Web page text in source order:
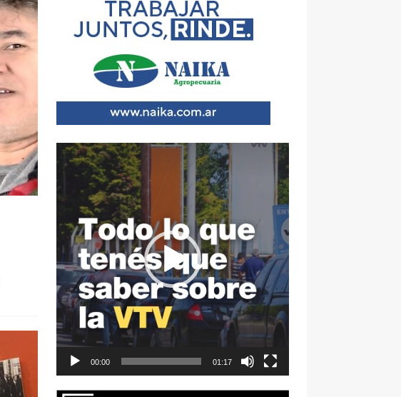
Reproductor
de
00:00 01:17